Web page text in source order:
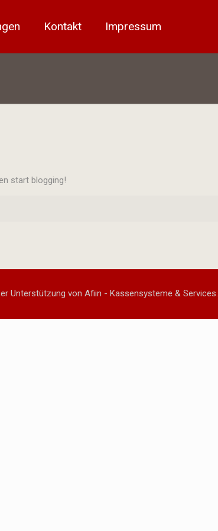
Kontakt Impressum
start blogging!
Unterstützung von Afiin - Kassensysteme & Services.